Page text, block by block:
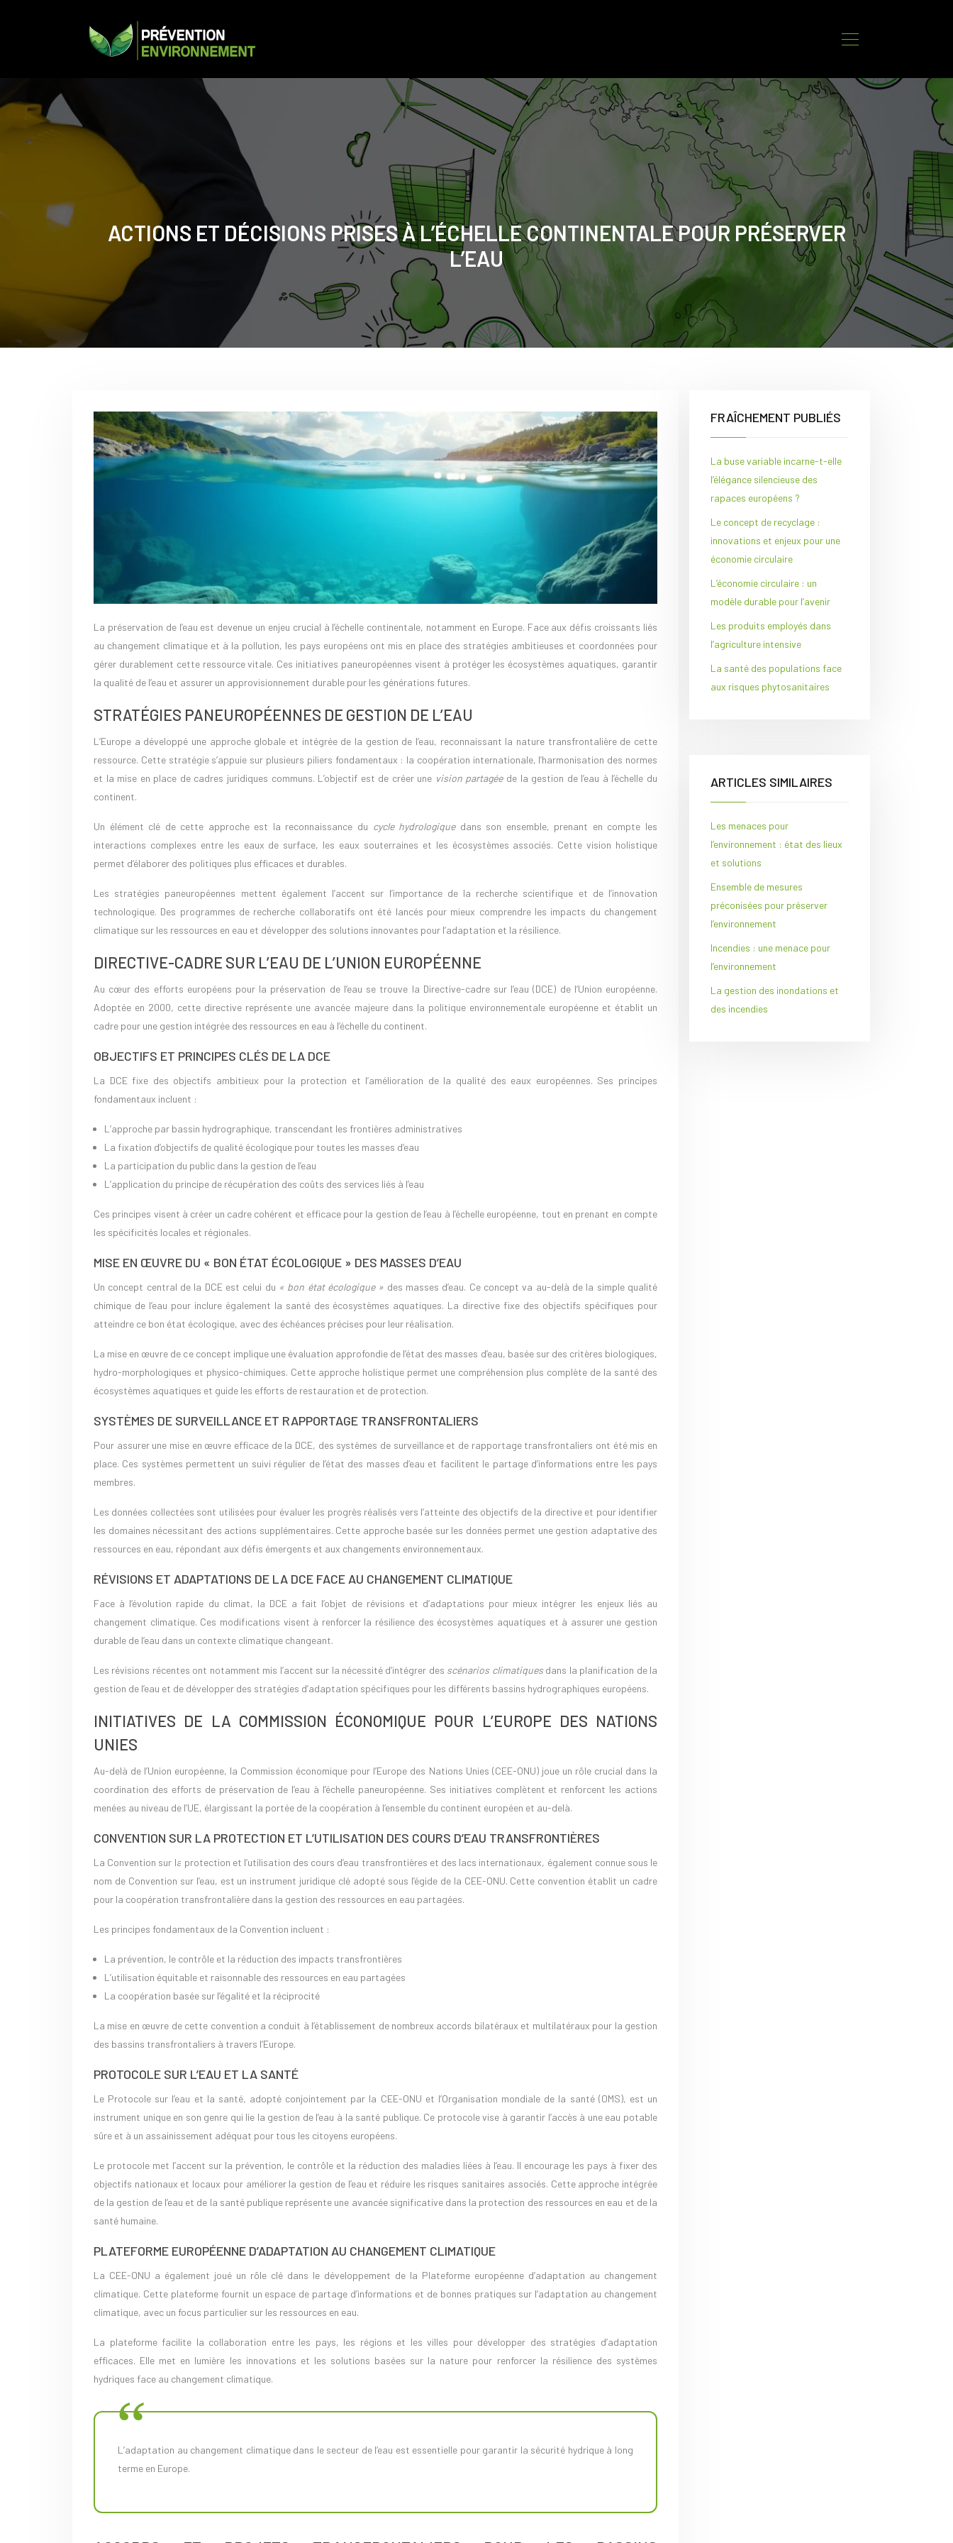
ACTIONS ET DÉCISIONS PRISES À L’ÉCHELLE CONTINENTALE POUR PRÉSERVER
L’EAU
La préservation de l’eau est devenue un enjeu crucial à l’échelle continentale, notamment en Europe. Face aux défis croissants liés
au changement climatique et à la pollution, les pays européens ont mis en place des stratégies ambitieuses et coordonnées pour
gérer durablement cette ressource vitale. Ces initiatives paneuropéennes visent à protéger les écosystèmes aquatiques, garantir
la qualité de l’eau et assurer un approvisionnement durable pour les générations futures.
STRATÉGIES PANEUROPÉENNES DE GESTION DE L’EAU
L’Europe a développé une approche globale et intégrée de la gestion de l’eau, reconnaissant la nature transfrontalière de cette
ressource. Cette stratégie s’appuie sur plusieurs piliers fondamentaux : la coopération internationale, l’harmonisation des normes
et la mise en place de cadres juridiques communs. L’objectif est de créer une vision partagée de la gestion de l’eau à l’échelle du
continent.
Un élément clé de cette approche est la reconnaissance du cycle hydrologique dans son ensemble, prenant en compte les
interactions complexes entre les eaux de surface, les eaux souterraines et les écosystèmes associés. Cette vision holistique
permet d’élaborer des politiques plus efficaces et durables.
Les stratégies paneuropéennes mettent également l’accent sur l’importance de la recherche scientifique et de l’innovation
technologique. Des programmes de recherche collaboratifs ont été lancés pour mieux comprendre les impacts du changement
climatique sur les ressources en eau et développer des solutions innovantes pour l’adaptation et la résilience.
DIRECTIVE-CADRE SUR L’EAU DE L’UNION EUROPÉENNE
Au cœur des efforts européens pour la préservation de l’eau se trouve la Directive-cadre sur l’eau (DCE) de l’Union européenne.
Adoptée en 2000, cette directive représente une avancée majeure dans la politique environnementale européenne et établit un
cadre pour une gestion intégrée des ressources en eau à l’échelle du continent.
OBJECTIFS ET PRINCIPES CLÉS DE LA DCE
La DCE fixe des objectifs ambitieux pour la protection et l’amélioration de la qualité des eaux européennes. Ses principes
fondamentaux incluent :
L’approche par bassin hydrographique, transcendant les frontières administratives
La fixation d’objectifs de qualité écologique pour toutes les masses d’eau
La participation du public dans la gestion de l’eau
L’application du principe de récupération des coûts des services liés à l’eau
Ces principes visent à créer un cadre cohérent et efficace pour la gestion de l’eau à l’échelle européenne, tout en prenant en compte
les spécificités locales et régionales.
MISE EN ŒUVRE DU « BON ÉTAT ÉCOLOGIQUE » DES MASSES D’EAU
Un concept central de la DCE est celui du « bon état écologique » des masses d’eau. Ce concept va au-delà de la simple qualité
chimique de l’eau pour inclure également la santé des écosystèmes aquatiques. La directive fixe des objectifs spécifiques pour
atteindre ce bon état écologique, avec des échéances précises pour leur réalisation.
La mise en œuvre de ce concept implique une évaluation approfondie de l’état des masses d’eau, basée sur des critères biologiques,
hydro-morphologiques et physico-chimiques. Cette approche holistique permet une compréhension plus complète de la santé des
écosystèmes aquatiques et guide les efforts de restauration et de protection.
SYSTÈMES DE SURVEILLANCE ET RAPPORTAGE TRANSFRONTALIERS
Pour assurer une mise en œuvre efficace de la DCE, des systèmes de surveillance et de rapportage transfrontaliers ont été mis en
place. Ces systèmes permettent un suivi régulier de l’état des masses d’eau et facilitent le partage d’informations entre les pays
membres.
Les données collectées sont utilisées pour évaluer les progrès réalisés vers l’atteinte des objectifs de la directive et pour identifier
les domaines nécessitant des actions supplémentaires. Cette approche basée sur les données permet une gestion adaptative des
ressources en eau, répondant aux défis émergents et aux changements environnementaux.
RÉVISIONS ET ADAPTATIONS DE LA DCE FACE AU CHANGEMENT CLIMATIQUE
Face à l’évolution rapide du climat, la DCE a fait l’objet de révisions et d’adaptations pour mieux intégrer les enjeux liés au
changement climatique. Ces modifications visent à renforcer la résilience des écosystèmes aquatiques et à assurer une gestion
durable de l’eau dans un contexte climatique changeant.
Les révisions récentes ont notamment mis l’accent sur la nécessité d’intégrer des scénarios climatiquesdans la planification de la
gestion de l’eau et de développer des stratégies d’adaptation spécifiques pour les différents bassins hydrographiques européens.
INITIATIVES DE LA COMMISSION ÉCONOMIQUE POUR L’EUROPE DES NATIONS
UNIES
Au-delà de l’Union européenne, la Commission économique pour l’Europe des Nations Unies (CEE-ONU) joue un rôle crucial dans la
coordination des efforts de préservation de l’eau à l’échelle paneuropéenne. Ses initiatives complètent et renforcent les actions
menées au niveau de l’UE, élargissant la portée de la coopération à l’ensemble du continent européen et au-delà.
CONVENTION SUR LA PROTECTION ET L’UTILISATION DES COURS D’EAU TRANSFRONTIÈRES
La Convention sur la protection et l’utilisation des cours d’eau transfrontières et des lacs internationaux, également connue sous le
nom de Convention sur l’eau, est un instrument juridique clé adopté sous l’égide de la CEE-ONU. Cette convention établit un cadre
pour la coopération transfrontalière dans la gestion des ressources en eau partagées.
Les principes fondamentaux de la Convention incluent :
La prévention, le contrôle et la réduction des impacts transfrontières
L’utilisation équitable et raisonnable des ressources en eau partagées
La coopération basée sur l’égalité et la réciprocité
La mise en œuvre de cette convention a conduit à l’établissement de nombreux accords bilatéraux et multilatéraux pour la gestion
des bassins transfrontaliers à travers l’Europe.
PROTOCOLE SUR L’EAU ET LA SANTÉ
Le Protocole sur l’eau et la santé, adopté conjointement par la CEE-ONU et l’Organisation mondiale de la santé (OMS), est un
instrument unique en son genre qui lie la gestion de l’eau à la santé publique. Ce protocole vise à garantir l’accès à une eau potable
sûre et à un assainissement adéquat pour tous les citoyens européens.
Le protocole met l’accent sur la prévention, le contrôle et la réduction des maladies liées à l’eau. Il encourage les pays à fixer des
objectifs nationaux et locaux pour améliorer la gestion de l’eau et réduire les risques sanitaires associés. Cette approche intégrée
de la gestion de l’eau et de la santé publique représente une avancée significative dans la protection des ressources en eau et de la
santé humaine.
PLATEFORME EUROPÉENNE D’ADAPTATION AU CHANGEMENT CLIMATIQUE
La CEE-ONU a également joué un rôle clé dans le développement de la Plateforme européenne d’adaptation au changement
climatique. Cette plateforme fournit un espace de partage d’informations et de bonnes pratiques sur l’adaptation au changement
climatique, avec un focus particulier sur les ressources en eau.
La plateforme facilite la collaboration entre les pays, les régions et les villes pour développer des stratégies d’adaptation
efficaces. Elle met en lumière les innovations et les solutions basées sur la nature pour renforcer la résilience des systèmes
hydriques face au changement climatique.
L’adaptation au changement climatique dans le secteur de l’eau est essentielle pour garantir la sécurité hydrique à long
terme en Europe.
FRAÎCHEMENT PUBLIÉS
La buse variable incarne-t-elle
l’élégance silencieuse des
rapaces européens ?
Le concept de recyclage :
innovations et enjeux pour une
économie circulaire
L’économie circulaire : un
modèle durable pour l’avenir
Les produits employés dans
l’agriculture intensive
La santé des populations face
aux risques phytosanitaires
ARTICLES SIMILAIRES
Les menaces pour
l’environnement : état des lieux
et solutions
Ensemble de mesures
préconisées pour préserver
l’environnement
Incendies : une menace pour
l’environnement
La gestion des inondations et
des incendies